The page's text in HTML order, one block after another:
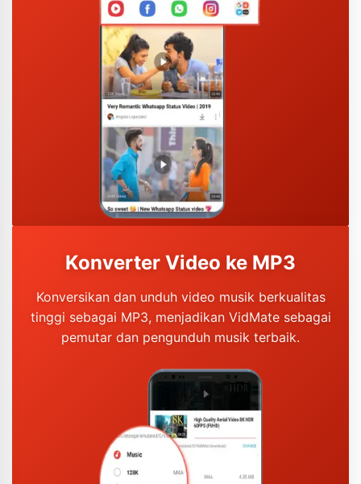
Konverter Video ke MP3
Konversikan dan unduh video musik berkualitas
tinggi sebagai MP3, menjadikan VidMate sebagai
pemutar dan pengunduh musik terbaik.